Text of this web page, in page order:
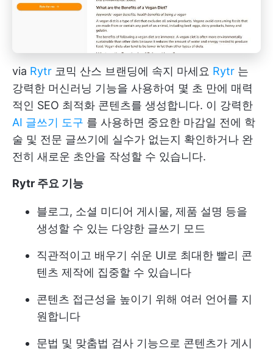
via Rytr 코믹 산스 브랜딩에 속지 마세요 Rytr 는
강력한 머신러닝 기능을 사용하여 몇 초 만에 매력
적인 SEO 최적화 콘텐츠를 생성합니다. 이 강력한
AI 글쓰기 도구 를 사용하면 중요한 마감일 전에 학
술 및 전문 글쓰기에 실수가 없는지 확인하거나 완
전히 새로운 초안을 작성할 수 있습니다.
Rytr 주요 기능
블로그, 소셜 미디어 게시물, 제품 설명 등을
생성할 수 있는 다양한 글쓰기 모드
직관적이고 배우기 쉬운 UI로 최대한 빨리 콘
텐츠 제작에 집중할 수 있습니다
콘텐츠 접근성을 높이기 위해 여러 언어를 지
원합니다
문법 및 맞춤법 검사 기능으로 콘텐츠가 게시